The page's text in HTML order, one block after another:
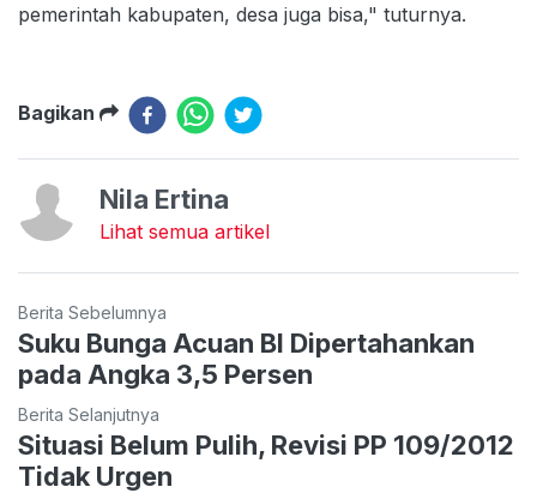
pemerintah kabupaten, desa juga bisa," tuturnya.
Bagikan
Nila Ertina
Lihat semua artikel
Berita Sebelumnya
Suku Bunga Acuan BI Dipertahankan
pada Angka 3,5 Persen
Berita Selanjutnya
Situasi Belum Pulih, Revisi PP 109/2012
Tidak Urgen